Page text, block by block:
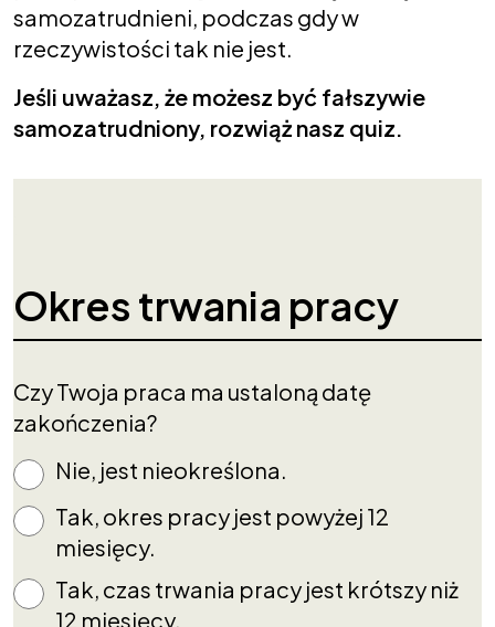
samozatrudnieni, podczas gdy w
rzeczywistości tak nie jest.
Jeśli uważasz, że możesz być fałszywie
samozatrudniony, rozwiąż nasz quiz.
Okres trwania pracy
Czy Twoja praca ma ustaloną datę
zakończenia?
Nie, jest nieokreślona.
Tak, okres pracy jest powyżej 12
miesięcy.
Tak, czas trwania pracy jest krótszy niż
12 miesięcy.